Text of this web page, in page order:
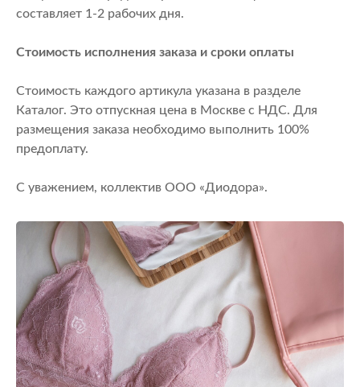
составляет 1-2 рабочих дня.
Стоимость исполнения заказа и сроки оплаты
Стоимость каждого артикула указана в разделе
Каталог. Это отпускная цена в Москве с НДС. Для
размещения заказа необходимо выполнить 100%
предоплату.
С уважением, коллектив ООО «Диодора».